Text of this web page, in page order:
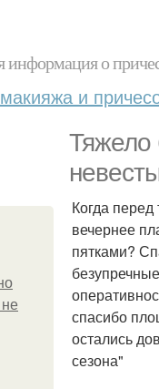
информация о
и
Тяжело
Когда
вечернее
пятками?
спасибо
остались
сезона"